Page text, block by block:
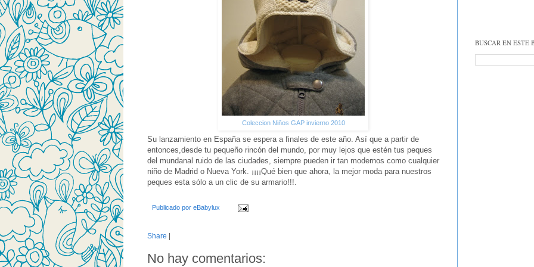
Coleccion Niños GAP invierno 2010
Su lanzamiento en España se espera a finales de este año. Así que a partir de
entonces,desde tu pequeño rincón del mundo, por muy lejos que estén tus peques
del mundanal ruido de las ciudades, siempre pueden ir tan modernos como cualquier
niño de Madrid o Nueva York. ¡¡¡¡Qué bien que ahora, la mejor moda para nuestros
peques esta sólo a un clic de su armario!!!.
Publicado por eBabylux
Share
No hay comentarios:
BUSCAR EN ESTE